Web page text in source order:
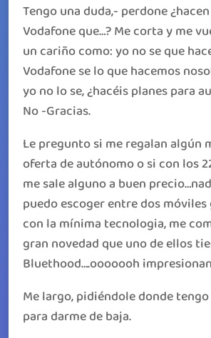
Tengo una duda,- perdone
Vodafone que…? Me corta y me
un cariño como: yo no se que
Vodafone se lo que hacemos
yo no lo se, ¿hacéis planes para
No -Gracias.
Le pregunto si me regalan algún
oferta de autónomo o si con los
me sale alguno a buen
puedo escoger entre dos
con la mínima tecnologia, me
gran novedad que uno de ellos
Bluethood….ooooooh
Me largo, pidiéndole donde
para darme de baja.